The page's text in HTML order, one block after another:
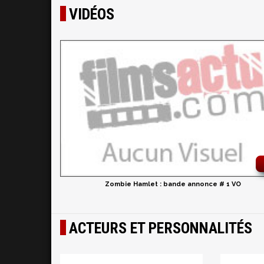
VIDÉOS
Zombie Hamlet : bande annonce # 1 VO
ACTEURS ET PERSONNALITÉS